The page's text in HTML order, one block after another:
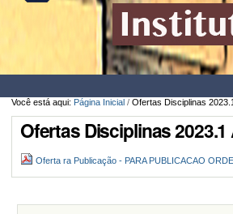
Você está aqui: Página Inicial / Ofertas Disciplinas
Ofertas Disciplinas
Oferta ra Publicação - PARA PUBLICACAO